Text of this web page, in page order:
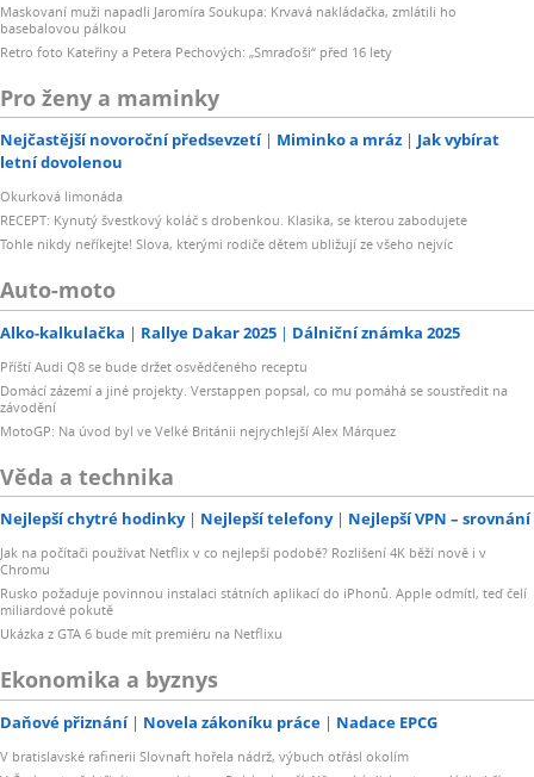
Maskovaní muži napadli Jaromíra Soukupa: Krvavá nakládačka, zmlátili ho
basebalovou pálkou
Retro foto Kateřiny a Petera Pechových: „Smraďoši“ před 16 lety
Pro ženy a maminky
Nejčastější novoroční předsevzetí Miminko a mráz
Jak vybírat
letní dovolenou
Okurková limonáda
RECEPT: Kynutý švestkový koláč s drobenkou. Klasika, se kterou zabodujete
Tohle nikdy neříkejte! Slova, kterými rodiče dětem ubližují ze všeho nejvíc
Auto-moto
Alko-kalkulačka Rallye Dakar 2025 Dálniční známka 2025
Příští Audi Q8 se bude držet osvědčeného receptu
Domácí zázemí a jiné projekty. Verstappen popsal, co mu pomáhá se soustředit na
závodění
MotoGP: Na úvod byl ve Velké Británii nejrychlejší Alex Márquez
Věda a technika
Nejlepší chytré hodinky Nejlepší telefony Nejlepší VPN – srovnání
Jak na počítači používat Netflix v co nejlepší podobě? Rozlišení 4K běží nově i v
Chromu
Rusko požaduje povinnou instalaci státních aplikací do iPhonů. Apple odmítl, teď čelí
miliardové pokutě
Ukázka z GTA 6 bude mít premiéru na Netflixu
Ekonomika a byznys
Daňové přiznání Novela zákoníku práce Nadace EPCG
V bratislavské rafinerii Slovnaft hořela nádrž, výbuch otřásl okolím